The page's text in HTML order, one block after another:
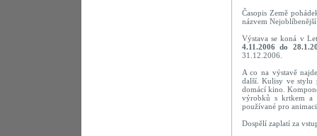
Časopis Země
názvem
Výstava se koná v
4.11.2006 do
31.12.2006.
A co na výstavě
další. Kulisy ve stylu
domácí kino.
výrobků s krtkem a
používané pro
Dospělí zaplatí za